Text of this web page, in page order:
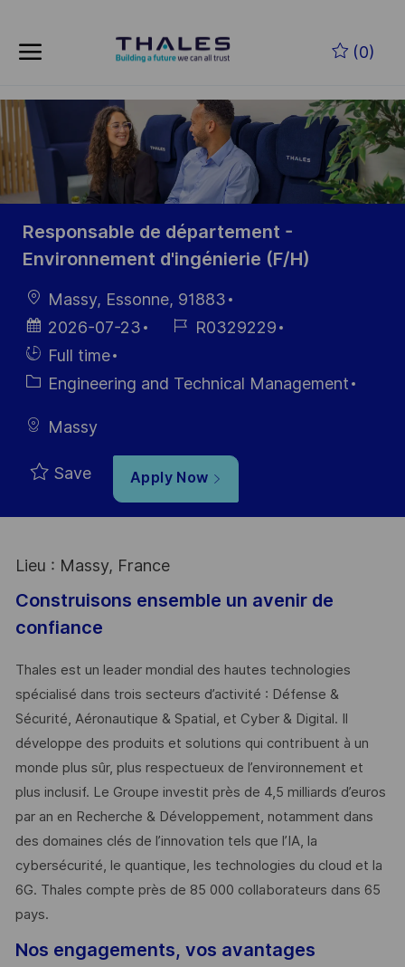
(0)
-
Responsable de département -
Environnement d'ingénierie (F/H)
LocationMassy, Essonne, 91883
Posted
Date
2026-07-23
Job R0329229
Hiring
Type
Full time
CategoryEngineering and Technical Management
Massy
Save Apply Now
Lieu : Massy, France
Construisons ensemble un avenir de
confiance
Thales est un leader mondial des hautes technologies
spécialisé dans trois secteurs d’activité : Défense &
Sécurité, Aéronautique & Spatial, et Cyber & Digital. Il
développe des produits et solutions qui contribuent à un
monde plus sûr, plus respectueux de l’environnement et
plus inclusif. Le Groupe investit près de 4,5 milliards d’euros
par an en Recherche & Développement, notamment dans
des domaines clés de l’innovation tels que l’IA, la
cybersécurité, le quantique, les technologies du cloud et la
6G. Thales compte près de 85 000 collaborateurs dans 65
pays. ​
Nos engagements, vos avantages